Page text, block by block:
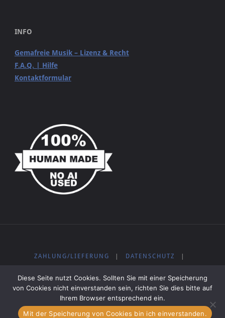
INFO
Gemafreie Musik – Lizenz & Recht
F.A.Q. | Hilfe
Kontaktformular
ZAHLUNG/LIEFERUNG DATENSCHUTZ
KOSTENLOSE MUSIK
Diese Seite nutzt Cookies. Sollten Sie mit einer Speicherung
von Cookies nicht einverstanden sein, richten Sie dies bitte auf
Ihrem Browser entsprechend ein.
Mit der Speicherung von Cookies bin ich einverstanden.